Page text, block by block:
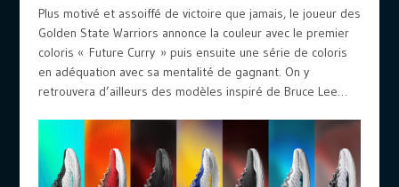
Plus motivé et assoiffé de victoire que jamais, le joueur des
Golden State Warriors annonce la couleur avec le premier
coloris « Future Curry » puis ensuite une série de coloris
en adéquation avec sa mentalité de gagnant. On y
retrouvera d’ailleurs des modèles inspiré de Bruce Lee…